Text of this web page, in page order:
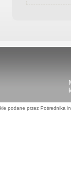
podane przez Pośrednika